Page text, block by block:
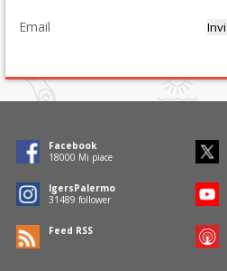
Email
Facebook
18243 Mi piace
IgersPalermo
31916 follower
Feed RSS